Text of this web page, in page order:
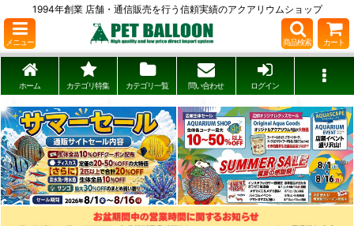
1994年創業 店舗・通信販売を行う信頼実績のアクアリウムショップ
メニュー 商品検索 カート
ホーム カテゴリ特集 カテゴリ一覧 問い合わせ ログイン